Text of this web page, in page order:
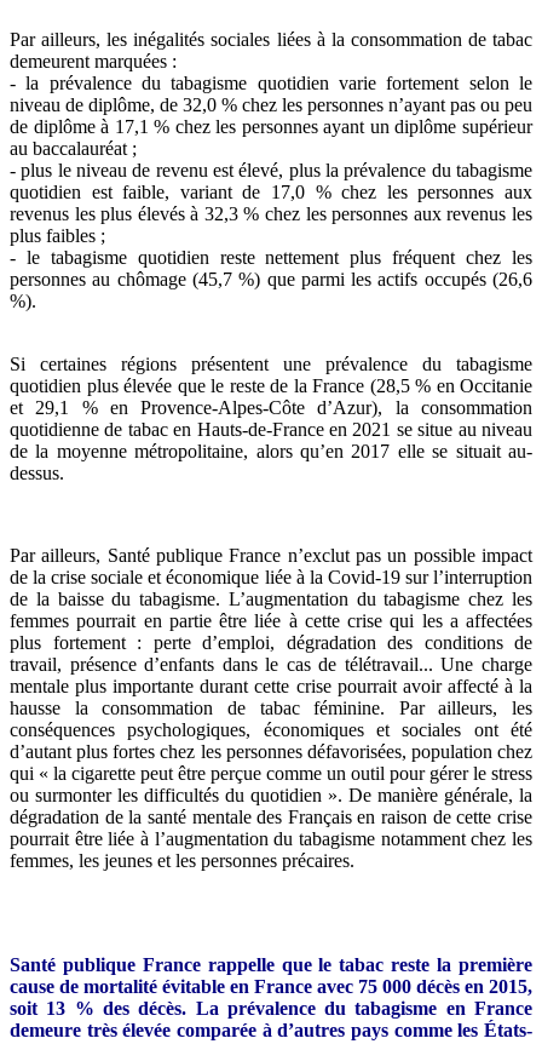
Par ailleurs, les inégalités sociales liées à la consommation de tabac
demeurent marquées :
- la prévalence du tabagisme quotidien varie fortement selon le
niveau de diplôme, de 32,0 % chez les personnes n’ayant pas ou peu
de diplôme à 17,1 % chez les personnes ayant un diplôme supérieur
au baccalauréat ;
- plus le niveau de revenu est élevé, plus la prévalence du tabagisme
quotidien est faible, variant de 17,0 % chez les personnes aux
revenus les plus élevés à 32,3 % chez les personnes aux revenus les
plus faibles ;
- le tabagisme quotidien reste nettement plus fréquent chez les
personnes au chômage (45,7 %) que parmi les actifs occupés (26,6
%).
Si certaines régions présentent une prévalence du tabagisme
quotidien plus élevée que le reste de la France (28,5 % en Occitanie
et 29,1 % en Provence-Alpes-Côte d’Azur), la consommation
quotidienne de tabac en Hauts-de-France en 2021 se situe au niveau
de la moyenne métropolitaine, alors qu’en 2017 elle se situait au-
dessus.
Par ailleurs, Santé publique France n’exclut pas un possible impact
de la crise sociale et économique liée à la Covid-19 sur l’interruption
de la baisse du tabagisme. L’augmentation du tabagisme chez les
femmes pourrait en partie être liée à cette crise qui les a affectées
plus fortement : perte d’emploi, dégradation des conditions de
travail, présence d’enfants dans le cas de télétravail... Une charge
mentale plus importante durant cette crise pourrait avoir affecté à la
hausse la consommation de tabac féminine. Par ailleurs, les
conséquences psychologiques, économiques et sociales ont été
d’autant plus fortes chez les personnes défavorisées, population chez
qui « la cigarette peut être perçue comme un outil pour gérer le stress
ou surmonter les difficultés du quotidien ». De manière générale, la
dégradation de la santé mentale des Français en raison de cette crise
pourrait être liée à l’augmentation du tabagisme notamment chez les
femmes, les jeunes et les personnes précaires.
Santé publique France rappelle que le tabac reste la première
cause de mortalité évitable en France avec 75 000 décès en 2015,
soit 13 % des décès. La prévalence du tabagisme en France
demeure très élevée comparée à d’autres pays comme les États-